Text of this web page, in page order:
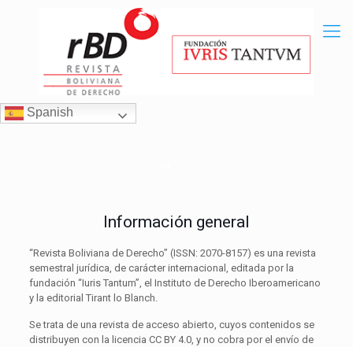
Spanish
Información general
“Revista Boliviana de Derecho” (ISSN: 2070-8157) es una revista
semestral jurídica, de carácter internacional, editada por la
fundación “Iuris Tantum”, el Instituto de Derecho Iberoamericano
y la editorial Tirant lo Blanch.
Se trata de una revista de acceso abierto, cuyos contenidos se
distribuyen con la licencia CC BY 4.0, y no cobra por el envío de